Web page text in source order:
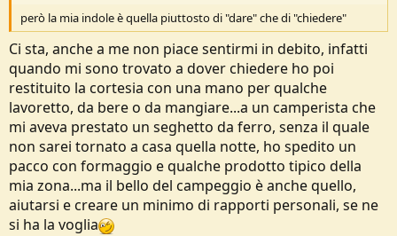
però la mia indole è quella piuttosto di "dare" che di "chiedere"
Ci sta, anche a me non piace sentirmi in debito, infatti
quando mi sono trovato a dover chiedere ho poi
restituito la cortesia con una mano per qualche
lavoretto, da bere o da mangiare...a un camperista che
mi aveva prestato un seghetto da ferro, senza il quale
non sarei tornato a casa quella notte, ho spedito un
pacco con formaggio e qualche prodotto tipico della
mia zona...ma il bello del campeggio è anche quello,
aiutarsi e creare un minimo di rapporti personali, se ne
si ha la voglia